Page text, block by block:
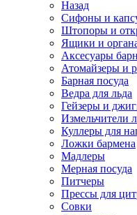
Назад
Сифоны и
Штопоры и
Ящики и
Аксесуары
Атомайзеры и
Барная посуда
Ведра для льда
Гейзеры и
Измельчители
Куллеры для
Ложки бармена
Мадлеры
Мерная посуда
Питчеры
Прессы для
Совки